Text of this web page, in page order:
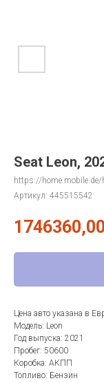
Seat Leon,
https://
Артикул: 445515542
1746360,00
Цена авто указана в
Модель: Leon
Год выпуска: 2021
Пробег: 50600
Коробка: АКПП
Топливо: Бензин